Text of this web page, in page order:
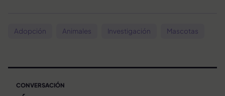
Adopción Animales Investigación Mascotas
CONVERSACIÓN